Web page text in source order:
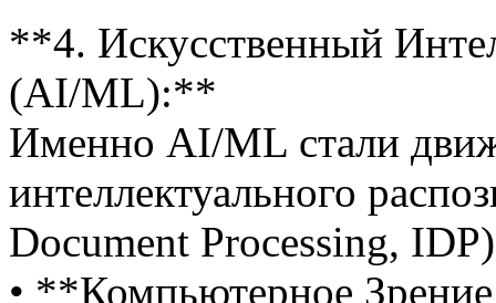
**4. Искусственный
(AI/ML):**
Именно AI/ML стали
интеллектуального
Document Processing,
• **Компьютерное